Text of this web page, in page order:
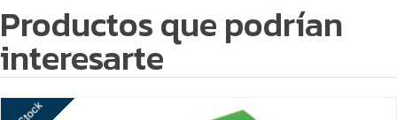
Productos que podrían
interesarte